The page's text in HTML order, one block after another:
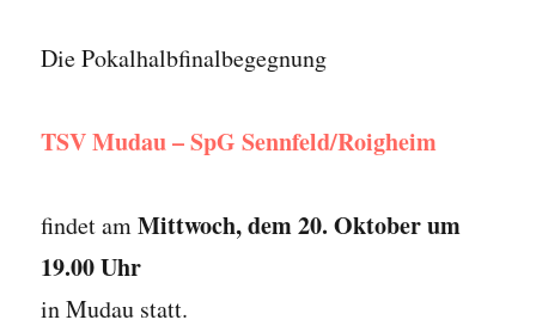
Die Pokalhalbfinalbegegnung
TSV Mudau – SpG Sennfeld/Roigheim
findet amMittwoch, dem 20. Oktober um
19.00 Uhr
in Mudau statt.